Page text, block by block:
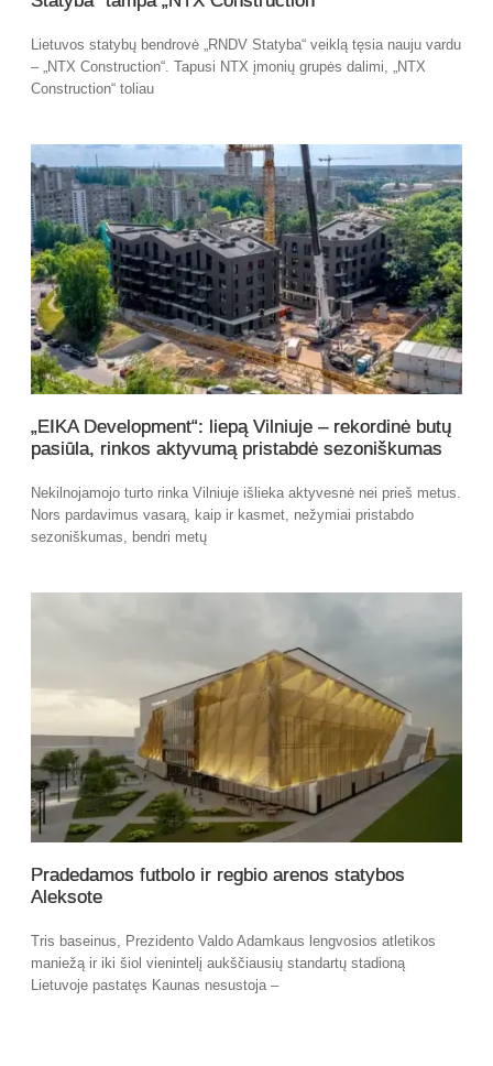
Lietuvos statybų bendrovė „RNDV Statyba“ veiklą tęsia nauju vardu
– „NTX Construction“. Tapusi NTX įmonių grupės dalimi, „NTX
Construction“ toliau
„EIKA Development“: liepą Vilniuje – rekordinė butų
pasiūla, rinkos aktyvumą pristabdė sezoniškumas
Nekilnojamojo turto rinka Vilniuje išlieka aktyvesnė nei prieš metus.
Nors pardavimus vasarą, kaip ir kasmet, nežymiai pristabdo
sezoniškumas, bendri metų
Pradedamos futbolo ir regbio arenos statybos
Aleksote
Tris baseinus, Prezidento Valdo Adamkaus lengvosios atletikos
maniežą ir iki šiol vienintelį aukščiausių standartų stadioną
Lietuvoje pastatęs Kaunas nesustoja –